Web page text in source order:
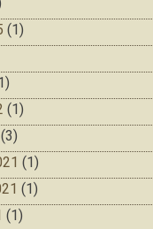
(1)
(1)
(3)
(1)
(1)
(1)